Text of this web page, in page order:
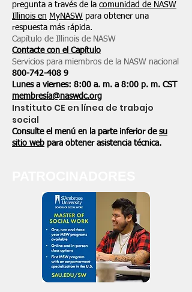
pregunta a través de la comunidad de NASW
Illinois en MyNASW para obtener una
respuesta más rápida.
Capítulo de Illinois de NASW
Contacte con el Capítulo
Servicios para miembros de la NASW nacional
800-742-408 9
Lunes a viernes: 8:00 a. m. a 8:00 p. m. CST
membresía@naswdc.org
Instituto CE en línea de trabajo
social
Consulte el menú en la parte inferior de su
sitio web para obtener asistencia técnica.